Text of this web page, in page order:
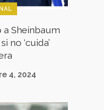
a Sheinbaum
no ‘cuida’
4, 2024